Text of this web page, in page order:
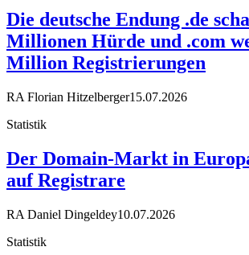
Die deutsche Endung .de
Millionen Hürde und .com
Million Registrierungen
RA Florian Hitzelberger15.07.2026
Statistik
Der Domain-Markt in
auf Registrare
RA Daniel Dingeldey10.07.2026
Statistik